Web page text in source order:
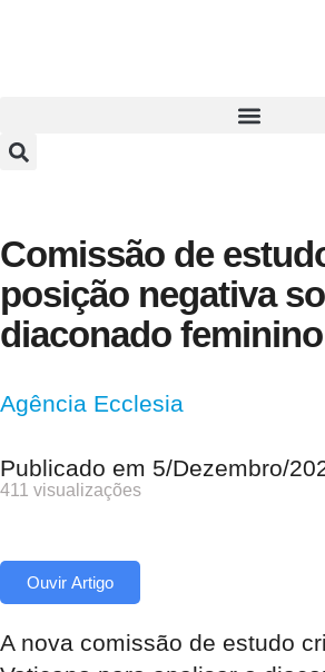
Comissão de
posição negativa
diaconado feminino
Agência Ecclesia
Publicado em 5/Dezembro/
411 visualizações
Ouvir Artigo
A nova comissão de estudo